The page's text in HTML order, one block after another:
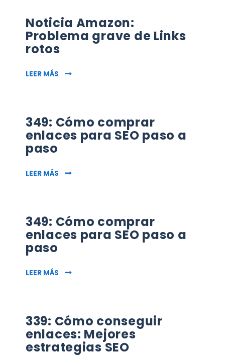
Noticia Amazon:
Problema grave de Links
rotos
LEER MÁS NOTICIA AMAZON: PROBLEMA GRAVE DE
349: Cómo comprar
enlaces para SEO paso a
paso
LEER MÁS 349: CÓMO COMPRAR ENLACES PARA SEO
349: Cómo comprar
enlaces para SEO paso a
paso
LEER MÁS 349: CÓMO COMPRAR ENLACES PARA SEO
339: Cómo conseguir
enlaces: Mejores
estrategias SEO